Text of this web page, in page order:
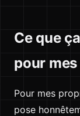
Ce que
pour
Pour mes
pose